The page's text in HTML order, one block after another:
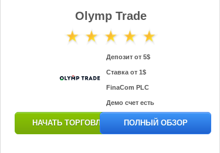
Olymp Trade
Депозит от 5$
Ставка от 1$
FinaCom PLC
Демо счет есть
НАЧАТЬ ТОРГОВЛЮ ПОЛНЫЙ ОБЗОР